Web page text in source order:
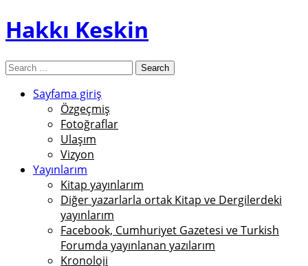
Hakkı Keskin
Sayfama giriş
Özgeçmiş
Fotoğraflar
Ulaşım
Vizyon
Yayınlarım
Kitap yayınlarım
Diğer yazarlarla ortak Kitap ve Dergilerdeki
yayınlarım
Facebook, Cumhuriyet Gazetesi ve Turkish
Forumda yayınlanan yazılarım
Kronoloji